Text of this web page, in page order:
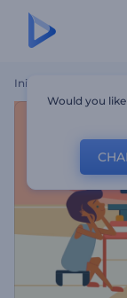
Inicio Kit
Would you